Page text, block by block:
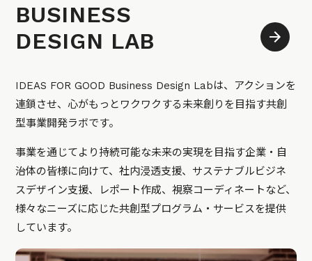
BUSINESS
DESIGN LAB
IDEAS FOR GOOD Business Design Labは、アクションを
連鎖させ、心がもっとワクワクする未来創りを目指す共創
型事業開発ラボです。
事業を通じてより持続可能な未来の実現を目指す企業・自
治体の皆様に向けて、社内浸透支援、サステナブルビジネ
スデザイン支援、レポート作成、視察コーディネートなど、
様々なニーズに応じた共創型プログラム・サービスを提供
しています。